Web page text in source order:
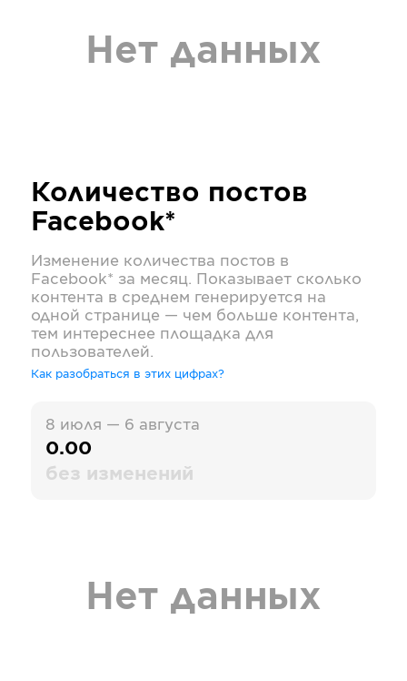
Нет данных
Количество постов
Facebook*
Изменение количества постов в
Facebook* за месяц. Показывает сколько
контента в среднем генерируется на
одной странице — чем больше контента,
тем интереснее площадка для
пользователей.
Как разобраться в этих цифрах?
8 июля — 6 августа
0.00
без изменений
Нет данных